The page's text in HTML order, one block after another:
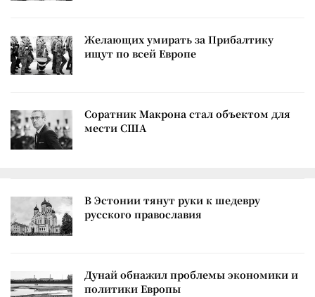
Желающих умирать за Прибалтику
ищут по всей Европе
Соратник Макрона стал объектом для
мести США
В Эстонии тянут руки к шедевру
русского православия
Дунай обнажил проблемы экономики и
политики Европы